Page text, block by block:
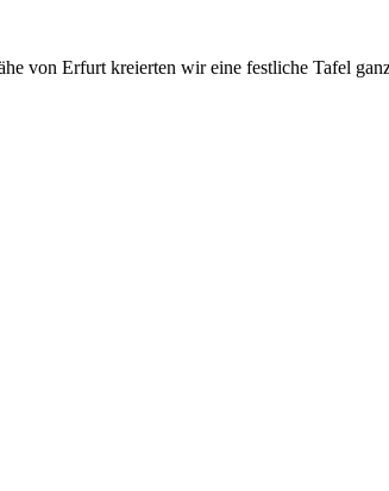
von Erfurt kreierten wir eine festliche Tafel